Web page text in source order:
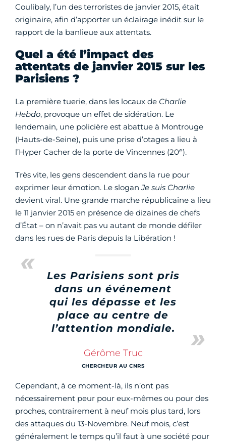
Coulibaly, l’un des terroristes de janvier 2015, était
originaire, afin d’apporter un éclairage inédit sur le
rapport de la banlieue aux attentats.
Quel a été l’impact des
attentats de janvier 2015 sur les
Parisiens ?
La première tuerie, dans les locaux de Charlie
Hebdo, provoque un effet de sidération. Le
lendemain, une policière est abattue à Montrouge
(Hauts-de-Seine), puis une prise d’otages a lieu à
l’Hyper Cacher de la porte de Vincennes (20e).
Très vite, les gens descendent dans la rue pour
exprimer leur émotion. Le sloganJe suis Charlie
devient viral. Une grande marche républicaine a lieu
le 11 janvier 2015 en présence de dizaines de chefs
d’État – on n’avait pas vu autant de monde défiler
dans les rues de Paris depuis la Libération !
Les Parisiens sont pris
dans un événement
qui les dépasse et les
place au centre de
l’attention mondiale.
Gérôme Truc
CHERCHEUR AU CNRS
Cependant, à ce moment-là, ils n’ont pas
nécessairement peur pour eux-mêmes ou pour des
proches, contrairement à neuf mois plus tard, lors
des attaques du 13-Novembre. Neuf mois, c’est
généralement le temps qu’il faut à une société pour